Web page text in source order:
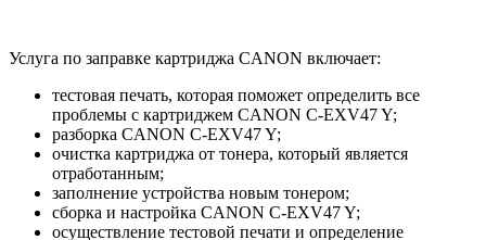
Услуга по заправке картриджа CANON включает:
тестовая печать, которая поможет определить все
проблемы с картриджем CANON C-EXV47 Y;
разборка CANON C-EXV47 Y;
очистка картриджа от тонера, который является
отработанным;
заполнение устройства новым тонером;
сборка и настройка CANON C-EXV47 Y;
осуществление тестовой печати и определение